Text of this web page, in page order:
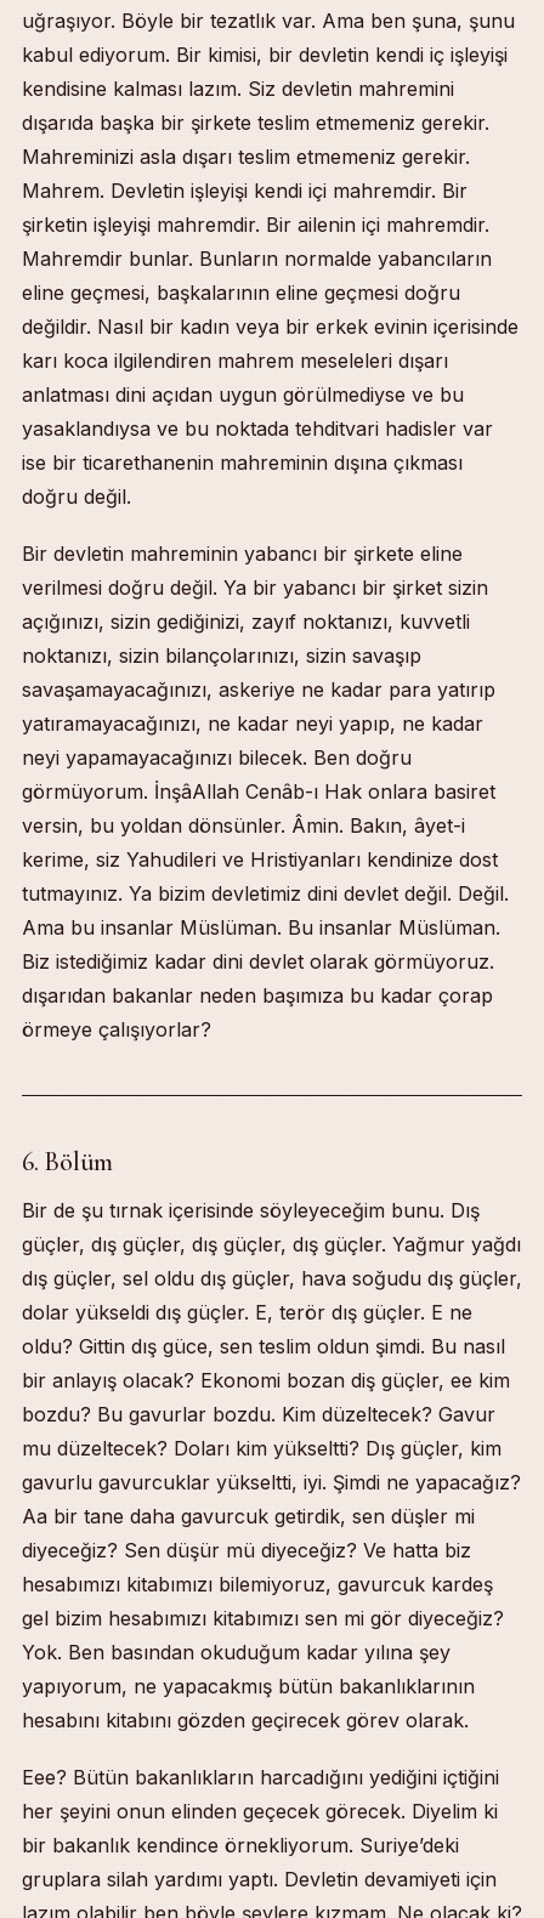
uğraşıyor. Böyle bir tezatlık var. Ama ben şuna, şunu
kabul ediyorum. Bir kimisi, bir devletin kendi iç işleyişi
kendisine kalması lazım. Siz devletin mahremini
dışarıda başka bir şirkete teslim etmemeniz gerekir.
Mahreminizi asla dışarı teslim etmemeniz gerekir.
Mahrem. Devletin işleyişi kendi içi mahremdir. Bir
şirketin işleyişi mahremdir. Bir ailenin içi mahremdir.
Mahremdir bunlar. Bunların normalde yabancıların
eline geçmesi, başkalarının eline geçmesi doğru
değildir. Nasıl bir kadın veya bir erkek evinin içerisinde
karı koca ilgilendiren mahrem meseleleri dışarı
anlatması dini açıdan uygun görülmediyse ve bu
yasaklandıysa ve bu noktada tehditvari hadisler var
ise bir ticarethanenin mahreminin dışına çıkması
doğru değil.
Bir devletin mahreminin yabancı bir şirkete eline
verilmesi doğru değil. Ya bir yabancı bir şirket sizin
açığınızı, sizin gediğinizi, zayıf noktanızı, kuvvetli
noktanızı, sizin bilançolarınızı, sizin savaşıp
savaşamayacağınızı, askeriye ne kadar para yatırıp
yatıramayacağınızı, ne kadar neyi yapıp, ne kadar
neyi yapamayacağınızı bilecek. Ben doğru
görmüyorum. İnşâAllah Cenâb-ı Hak onlara basiret
versin, bu yoldan dönsünler. Âmin. Bakın, âyet-i
kerime, siz Yahudileri ve Hristiyanları kendinize dost
tutmayınız. Ya bizim devletimiz dini devlet değil. Değil.
Ama bu insanlar Müslüman. Bu insanlar Müslüman.
Biz istediğimiz kadar dini devlet olarak görmüyoruz.
dışarıdan bakanlar neden başımıza bu kadar çorap
örmeye çalışıyorlar?
6. Bölüm
Bir de şu tırnak içerisinde söyleyeceğim bunu. Dış
güçler, dış güçler, dış güçler, dış güçler. Yağmur yağdı
dış güçler, sel oldu dış güçler, hava soğudu dış güçler,
dolar yükseldi dış güçler. E, terör dış güçler. E ne
oldu? Gittin dış güce, sen teslim oldun şimdi. Bu nasıl
bir anlayış olacak? Ekonomi bozan diş güçler, ee kim
bozdu? Bu gavurlar bozdu. Kim düzeltecek? Gavur
mu düzeltecek? Doları kim yükseltti? Dış güçler, kim
gavurlu gavurcuklar yükseltti, iyi. Şimdi ne yapacağız?
Aa bir tane daha gavurcuk getirdik, sen düşler mi
diyeceğiz? Sen düşür mü diyeceğiz? Ve hatta biz
hesabımızı kitabımızı bilemiyoruz, gavurcuk kardeş
gel bizim hesabımızı kitabımızı sen mi gör diyeceğiz?
Yok. Ben basından okuduğum kadar yılına şey
yapıyorum, ne yapacakmış bütün bakanlıklarının
hesabını kitabını gözden geçirecek görev olarak.
Eee? Bütün bakanlıkların harcadığını yediğini içtiğini
her şeyini onun elinden geçecek görecek. Diyelim ki
bir bakanlık kendince örnekliyorum. Suriye’deki
gruplara silah yardımı yaptı. Devletin devamiyeti için
lazım olabilir ben böyle şeylere kızmam. Ne olacak ki?